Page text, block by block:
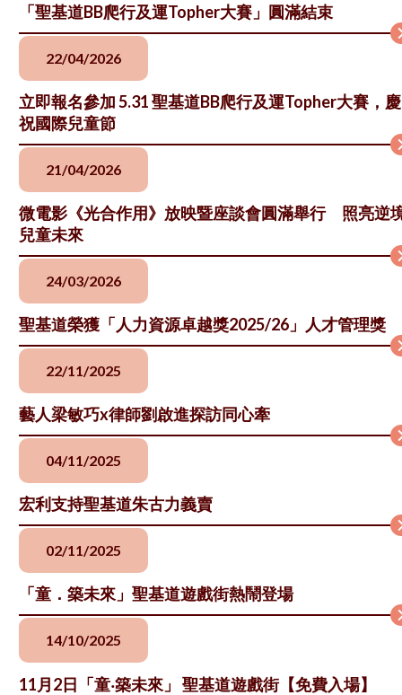
「聖基道BB爬行及運Topher大賽」圓滿結束
22/04/2026
立即報名參加 5.31 聖基道BB爬行及運Topher大賽，慶
祝國際兒童節
21/04/2026
微電影《光合作用》放映暨座談會圓滿舉行 照亮逆
兒童未來
24/03/2026
聖基道榮獲「人力資源卓越獎2025/26」人才管理獎
22/11/2025
藝人梁敏巧x律師劉啟進探訪同心牽
04/11/2025
宏利支持聖基道朱古力義賣
02/11/2025
「童．築未來」聖基道遊戲街熱鬧登場
14/10/2025
11月2日「童‧築未來」 聖基道遊戲街【免費入場】